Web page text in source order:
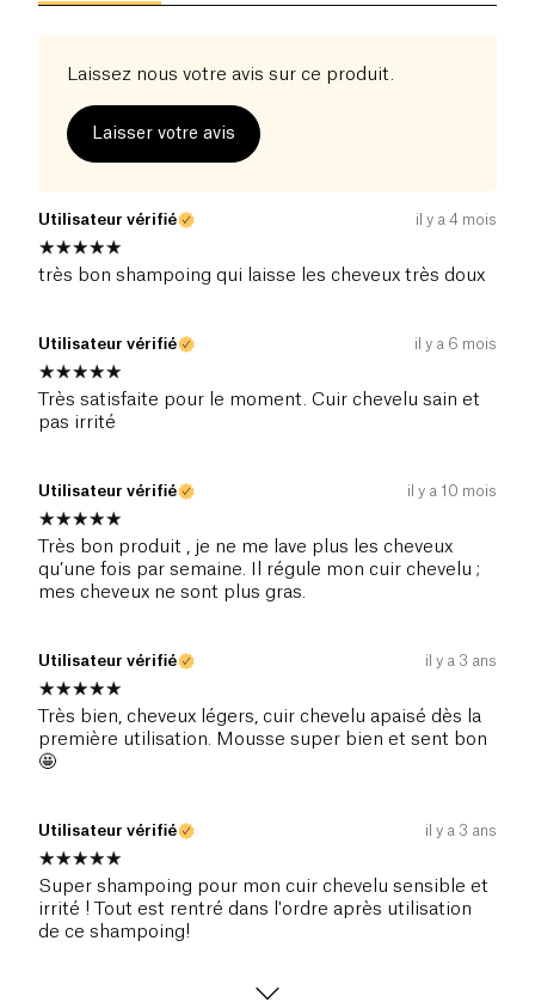
Laissez nous votre avis sur ce produit.
Laisser votre avis
Utilisateur vérifié il y a 4 mois
très bon shampoing qui laisse les cheveux très doux
Utilisateur vérifié il y a 6 mois
Très satisfaite pour le moment. Cuir chevelu sain et
pas irrité
Utilisateur vérifié il y a 10 mois
Très bon produit , je ne me lave plus les cheveux
qu’une fois par semaine. Il régule mon cuir chevelu ;
mes cheveux ne sont plus gras.
Utilisateur vérifié il y a 3 ans
Très bien, cheveux légers, cuir chevelu apaisé dès la
première utilisation. Mousse super bien et sent bon
🤩
Utilisateur vérifié il y a 3 ans
Super shampoing pour mon cuir chevelu sensible et
irrité ! Tout est rentré dans l'ordre après utilisation
de ce shampoing!